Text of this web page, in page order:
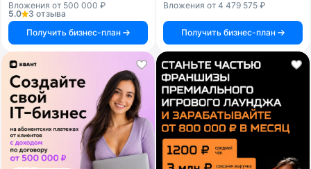
Вложения от 500 000 ₽
5.0
3 отзыва
Получить бизнес-план
Вложения от 4 479 575 ₽
Получить бизнес-план